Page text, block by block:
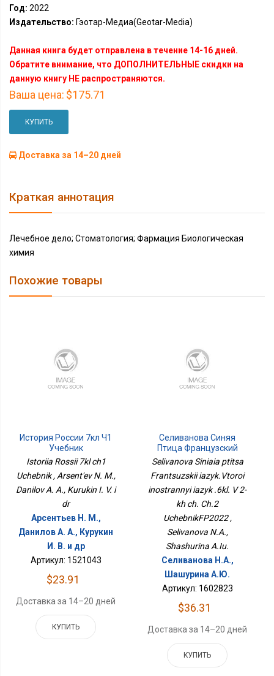
Год: 2022
Издательство: Гэотар-Медиа(Geotar-Media)
Данная книга будет отправлена в течение 14-16 дней.
Обратите внимание, что ДОПОЛНИТЕЛЬНЫЕ скидки на
данную книгу НЕ распространяются.
Ваша цена: $175.71
КУПИТЬ
Доставка за 14–20 дней
Краткая аннотация
Лечебное дело; Стоматология; Фармация Биологическая
химия
Похожие товары
История России 7кл Ч1
Учебник
Istoriia Rossii 7kl ch1
Uchebnik , Arsent'ev N. M.,
Danilov A. A., Kurukin I. V. i
dr
Арсентьев Н. М.,
Данилов А. А., Курукин
И. В. и др
Артикул: 1521043
$23.91
Доставка за 14–20 дней
КУПИТЬ
Селиванова Синяя
Птица Французский
Язык.Второй
Иностранный Язык .6кл.
В 2-Х Ч. Ч.2
УчебникФП2022
Selivanova Siniaia ptitsa
Frantsuzskii iazyk.Vtoroi
inostrannyi iazyk .6kl. V 2-
kh ch. Ch.2
UchebnikFP2022 ,
Selivanova N.A.,
Shashurina A.Iu.
Селиванова Н.А.,
Шашурина А.Ю.
Артикул: 1602823
$36.31
Доставка за 14–20 дней
КУПИТЬ